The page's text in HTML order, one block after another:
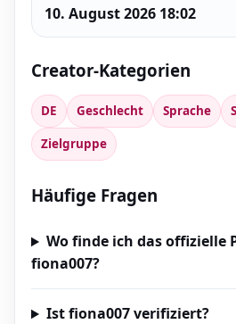
10. August 2026 18:02
Creator-Kategorien
DE Geschlecht Sprache
Zielgruppe
Häufige Fragen
Wo finde ich das offizielle
fiona007?
Ist fiona007 verifiziert?